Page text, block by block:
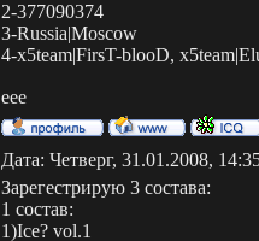
2-377090374
3-Russia|Moscow
4-x5team|FirsT-blooD,
еее
Дата: Четверг, 31.01.2008,
Зарегестрирую 3 состава:
1 cостав:
1)Ice? vol.1